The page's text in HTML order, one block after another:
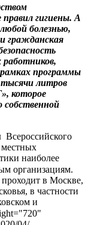
гигиены. А
болезнью,
гражданская
работников,
рамках программы
тысячи литров
которое
собственной
Всероссийского
наиболее
организациям. ⠀
проходит в Москве,
в частности
и